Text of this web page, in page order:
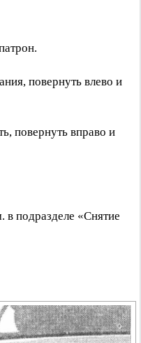
повернуть влево и
повернуть вправо и
в подразделе «Снятие